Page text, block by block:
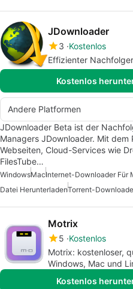
JDownloader
3 Kostenlos
Effizienter
Kostenlos
Andere Platformen
JDownloader Beta ist der
Managers JDownloader. Mit
Webseiten, Cloud-Services wie
FilesTube…
WindowsMacInternet-Downloader Für
Datei HerunterladenTorrent-
Motrix
5 Kostenlos
Motrix: kostenloser,
Windows, Mac und
Kostenlos